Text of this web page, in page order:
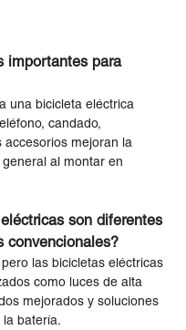
importantes para
una bicicleta eléctrica
candado,
accesorios mejoran la
al montar en
son diferentes
convencionales?
las bicicletas eléctricas
como luces de alta
mejorados y soluciones
la batería.